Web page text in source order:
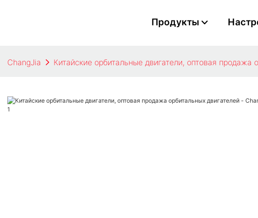
Продукты
ChangJia Китайские орбитальные двигатели, оптовая продажа